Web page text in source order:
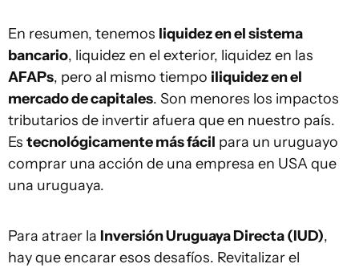
En resumen, tenemos liquidez en el sistema
bancario, liquidez en el exterior, liquidez en las
AFAPs, pero al mismo tiempo iliquidez en el
mercado de capitales. Son menores los impactos
tributarios de invertir afuera que en nuestro país.
Es tecnológicamente más fácil para un uruguayo
comprar una acción de una empresa en USA que
una uruguaya.
Para atraer la Inversión Uruguaya Directa (IUD),
hay que encarar esos desafíos. Revitalizar el